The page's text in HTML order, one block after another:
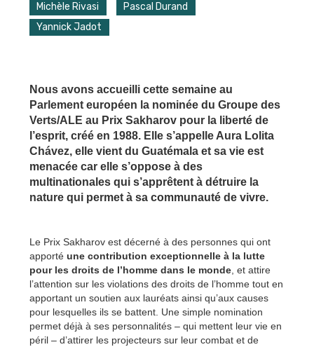
Michèle Rivasi
Pascal Durand
Yannick Jadot
Nous avons accueilli cette semaine au
Parlement européen la nominée du Groupe des
Verts/ALE au Prix Sakharov pour la liberté de
l’esprit, créé en 1988. Elle s’appelle Aura Lolita
Chávez, elle vient du Guatémala et sa vie est
menacée car elle s’oppose à des
multinationales qui s’apprêtent à détruire la
nature qui permet à sa communauté de vivre.
Le Prix Sakharov est décerné à des personnes qui ont
apporté une contribution exceptionnelle à la lutte
pour les droits de l’homme dans le monde , et attire
l’attention sur les violations des droits de l’homme tout en
apportant un soutien aux lauréats ainsi qu’aux causes
pour lesquelles ils se battent. Une simple nomination
permet déjà à ses personnalités – qui mettent leur vie en
péril – d’attirer les projecteurs sur leur combat et de